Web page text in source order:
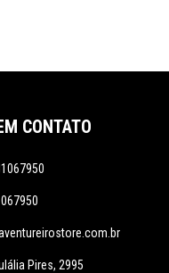
CONTATO
Pires, 2995